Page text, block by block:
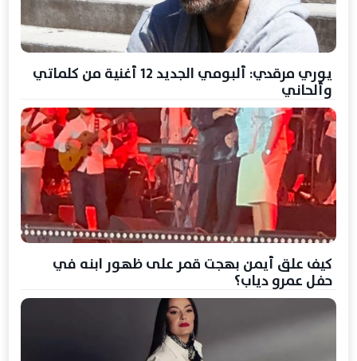
يوري مرقدي: ألبومي الجديد 12 أغنية من كلماتي
وألحاني
كيف علق أيمن بهجت قمر على ظهور ابنه في
حفل عمرو دياب؟